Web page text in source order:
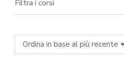
Filtra i corsi